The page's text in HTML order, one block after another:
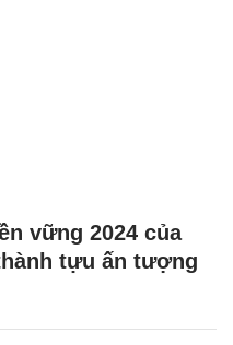
vững 2024 của
tựu ấn tượng